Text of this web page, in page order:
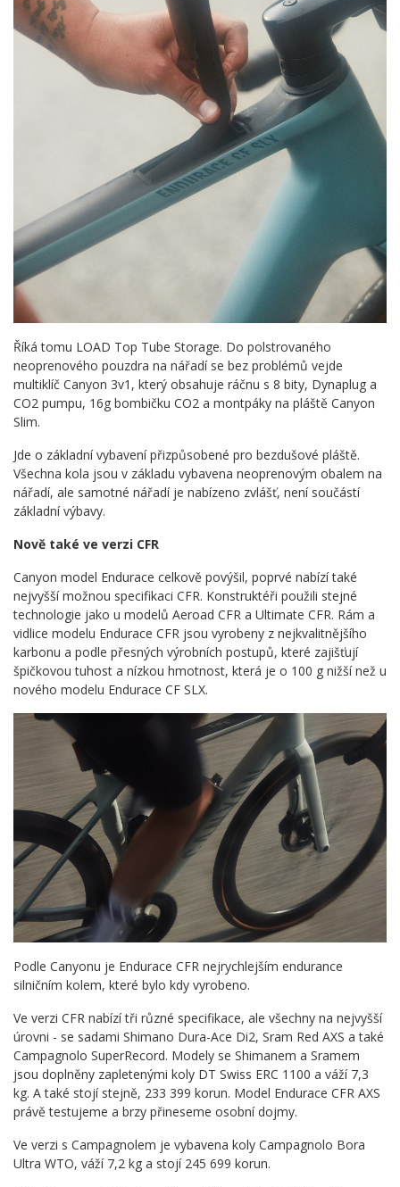
Říká tomu LOAD Top Tube Storage. Do polstrovaného
neoprenového pouzdra na nářadí se bez problémů vejde
multiklíč Canyon 3v1, který obsahuje ráčnu s 8 bity, Dynaplug a
CO2 pumpu, 16g bombičku CO2 a montpáky na pláště Canyon
Slim.
Jde o základní vybavení přizpůsobené pro bezdušové pláště.
Všechna kola jsou v základu vybavena neoprenovým obalem na
nářadí, ale samotné nářadí je nabízeno zvlášť, není součástí
základní výbavy.
Nově také ve verzi CFR
Canyon model Endurace celkově povýšil, poprvé nabízí také
nejvyšší možnou specifikaci CFR. Konstruktéři použili stejné
technologie jako u modelů Aeroad CFR a Ultimate CFR. Rám a
vidlice modelu Endurace CFR jsou vyrobeny z nejkvalitnějšího
karbonu a podle přesných výrobních postupů, které zajišťují
špičkovou tuhost a nízkou hmotnost, která je o 100 g nižší než u
nového modelu Endurace CF SLX.
Podle Canyonu je Endurace CFR nejrychlejším endurance
silničním kolem, které bylo kdy vyrobeno.
Ve verzi CFR nabízí tři různé specifikace, ale všechny na nejvyšší
úrovni - se sadami Shimano Dura-Ace Di2, Sram Red AXS a také
Campagnolo SuperRecord. Modely se Shimanem a Sramem
jsou doplněny zapletenými koly DT Swiss ERC 1100 a váží 7,3
kg. A také stojí stejně, 233 399 korun. Model Endurace CFR AXS
právě testujeme a brzy přineseme osobní dojmy.
Ve verzi s Campagnolem je vybavena koly Campagnolo Bora
Ultra WTO, váží 7,2 kg a stojí 245 699 korun.